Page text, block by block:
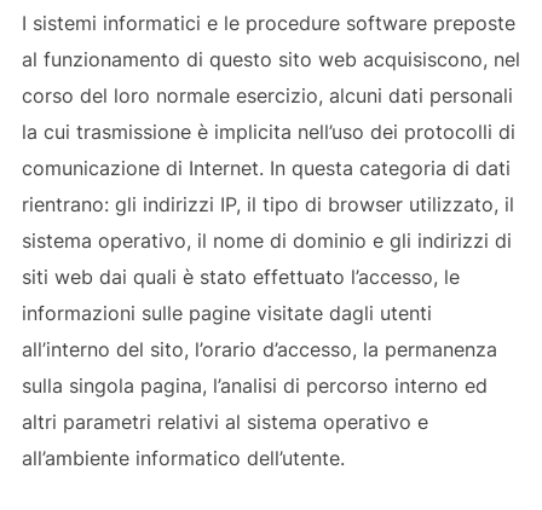
I sistemi informatici e le procedure software preposte
al funzionamento di questo sito web acquisiscono, nel
corso del loro normale esercizio, alcuni dati personali
la cui trasmissione è implicita nell’uso dei protocolli di
comunicazione di Internet. In questa categoria di dati
rientrano: gli indirizzi IP, il tipo di browser utilizzato, il
sistema operativo, il nome di dominio e gli indirizzi di
siti web dai quali è stato effettuato l’accesso, le
informazioni sulle pagine visitate dagli utenti
all’interno del sito, l’orario d’accesso, la permanenza
sulla singola pagina, l’analisi di percorso interno ed
altri parametri relativi al sistema operativo e
all’ambiente informatico dell’utente.